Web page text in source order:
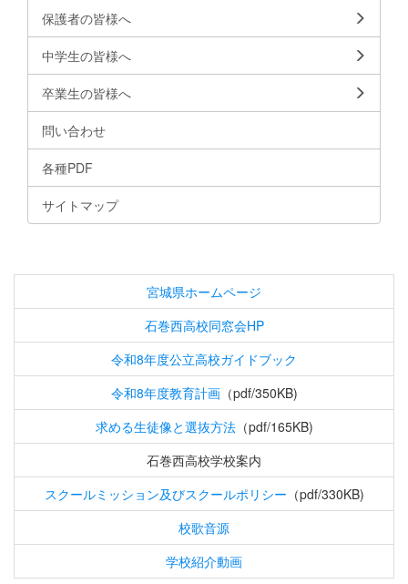
保護者の皆様へ
中学生の皆様へ
卒業生の皆様へ
問い合わせ
各種PDF
サイトマップ
宮城県ホームページ
石巻西高校同窓会HP
令和8年度公立高校ガイドブック
令和8年度教育計画（pdf/350KB)
求める生徒像と選抜方法（pdf/165KB)
石巻西高校学校案内
スクールミッション及びスクールポリシー （pdf/330KB)
校歌音源
学校紹介動画